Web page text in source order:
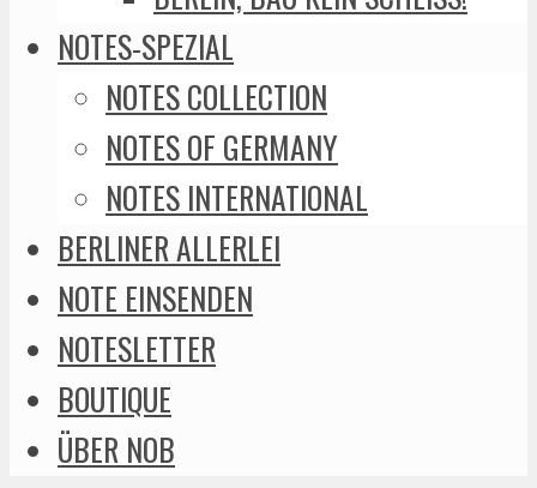
NOTES-SPEZIAL
NOTES COLLECTION
NOTES OF GERMANY
NOTES INTERNATIONAL
BERLINER ALLERLEI
NOTE EINSENDEN
NOTESLETTER
BOUTIQUE
ÜBER NOB